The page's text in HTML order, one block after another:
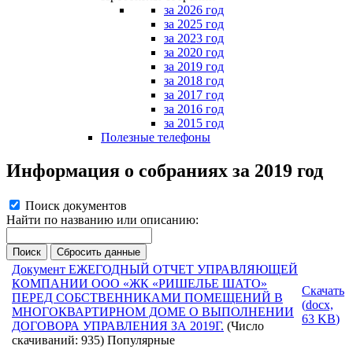
за 2026 год
за 2025 год
за 2023 год
за 2020 год
за 2019 год
за 2018 год
за 2017 год
за 2016 год
за 2015 год
Полезные телефоны
Информация о собраниях за 2019 год
Поиск документов
Найти по названию или описанию:
Поиск Сбросить данные
Документ ЕЖЕГОДНЫЙ ОТЧЕТ УПРАВЛЯЮЩЕЙ
КОМПАНИИ ООО «ЖК «РИШЕЛЬЕ ШАТО»
ПЕРЕД СОБСТВЕННИКАМИ ПОМЕЩЕНИЙ В
МНОГОКВАРТИРНОМ ДОМЕ О ВЫПОЛНЕНИИ
ДОГОВОРА УПРАВЛЕНИЯ ЗА 2019Г. (Число
скачиваний: 935) Популярные
Скачать
(docx,
63 KB)